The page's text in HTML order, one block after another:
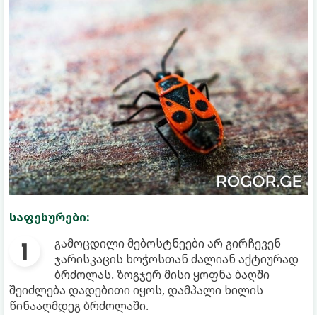
საფეხურები:
გამოცდილი მებოსტნეები არ გირჩევენ
ჯარისკაცის ხოჭოსთან ძალიან აქტიურად
ბრძოლას. ზოგჯერ მისი ყოფნა ბაღში
შეიძლება დადებითი იყოს, დამპალი ხილის
წინააღმდეგ ბრძოლაში.